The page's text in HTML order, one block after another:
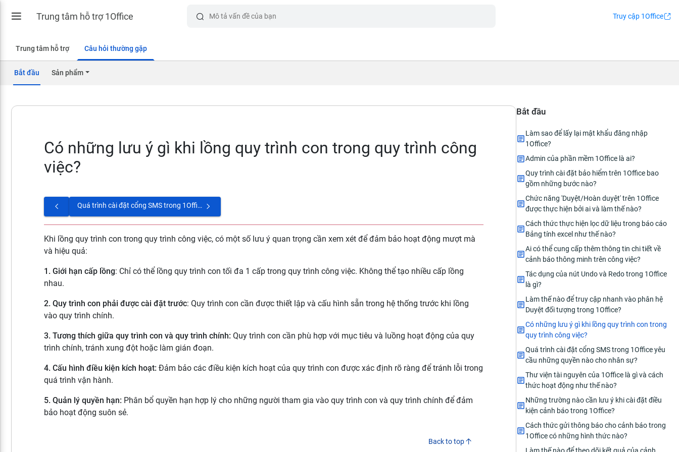
Trung tâm hỗ trợ 1Office Truy cập 1Office
Trung tâm hỗ trợ Câu hỏi thường gặp
Bắt đầu Sản phẩm
Có những lưu ý gì khi lồng quy trình con trong quy trình công
việc?
Quá trình cài đặt cổng SMS trong 1Office yêu cầu những quyền nào cho nhân sự?
Khi lồng quy trình con trong quy trình công việc, có một số lưu ý quan trọng cần xem xét để đảm bảo hoạt động mượt mà
và hiệu quả:
1. Giới hạn cấp lồng: Chỉ có thể lồng quy trình con tối đa 1 cấp trong quy trình công việc. Không thể tạo nhiều cấp lồng
nhau.
2. Quy trình con phải được cài đặt trước: Quy trình con cần được thiết lập và cấu hình sẵn trong hệ thống trước khi lồng
vào quy trình chính.
3. Tương thích giữa quy trình con và quy trình chính: Quy trình con cần phù hợp với mục tiêu và luồng hoạt động của quy
trình chính, tránh xung đột hoặc làm gián đoạn.
4. Cấu hình điều kiện kích hoạt: Đảm bảo các điều kiện kích hoạt của quy trình con được xác định rõ ràng để tránh lỗi trong
quá trình vận hành.
5. Quản lý quyền hạn: Phân bổ quyền hạn hợp lý cho những người tham gia vào quy trình con và quy trình chính để đảm
bảo hoạt động suôn sẻ.
Back to top
Bắt đầu
Làm sao để lấy lại mật khẩu đăng nhập
1Office?
Admin của phần mềm 1Office là ai?
Quy trình cài đặt bảo hiểm trên 1Office bao
gồm những bước nào?
Chức năng 'Duyệt/Hoàn duyệt' trên 1Office
được thực hiện bởi ai và làm thế nào?
Cách thức thực hiện lọc dữ liệu trong báo cáo
Bảng tính excel như thế nào?
Ai có thể cung cấp thêm thông tin chi tiết về
cảnh báo thông minh trên công việc?
Tác dụng của nút Undo và Redo trong 1Office
là gì?
Làm thế nào để truy cập nhanh vào phân hệ
Duyệt đối tượng trong 1Office?
Có những lưu ý gì khi lồng quy trình con trong
quy trình công việc?
Quá trình cài đặt cổng SMS trong 1Office yêu
cầu những quyền nào cho nhân sự?
Thư viện tài nguyên của 1Office là gì và cách
thức hoạt động như thế nào?
Những trường nào cần lưu ý khi cài đặt điều
kiện cảnh báo trong 1Office?
Cách thức gửi thông báo cho cảnh báo trong
1Office có những hình thức nào?